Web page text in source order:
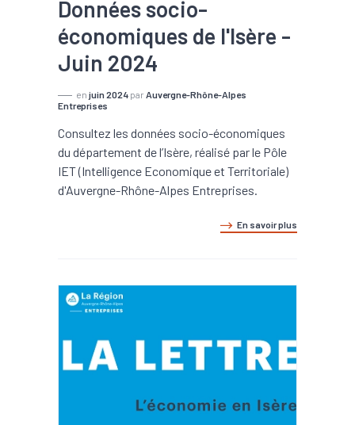
Données socio-
économiques de l'Isère -
Juin 2024
en juin 2024 par Auvergne-Rhône-Alpes
Entreprises
Consultez les données socio-économiques
du département de l’Isère, réalisé par le Pôle
IET (Intelligence Economique et Territoriale)
d'Auvergne-Rhône-Alpes Entreprises.
En savoir plus